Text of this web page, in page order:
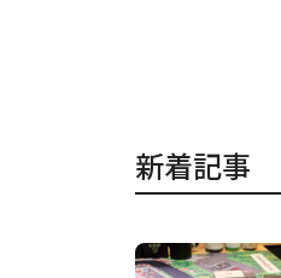
新着記事